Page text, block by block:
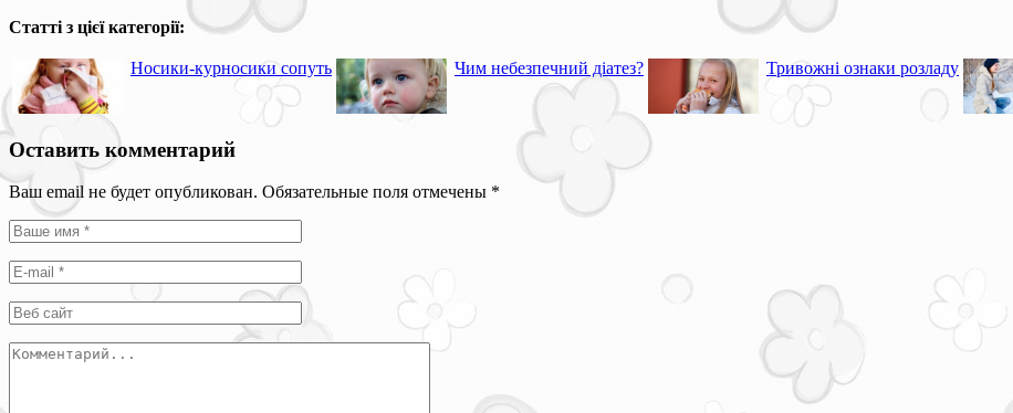
Статті з цієї категорії:
Носики-курносики сопуть Чим небезпечний діатез? Тривожні ознаки розладу
Оставить комментарий
Ваш email не будет опубликован. Обязательные поля отмечены *